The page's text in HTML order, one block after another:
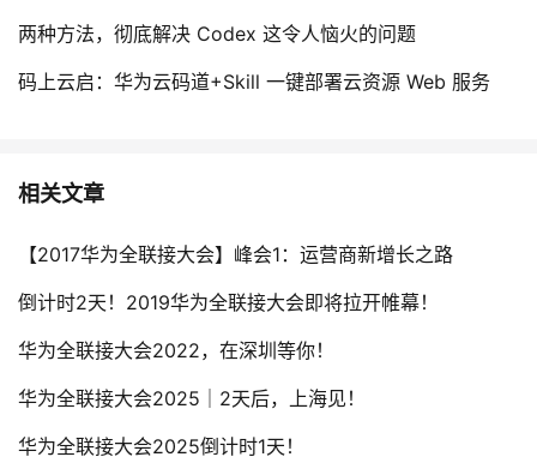
两种方法，彻底解决 Codex 这令人恼火的问题
码上云启：华为云码道+Skill 一键部署云资源 Web 服务
相关文章
【2017华为全联接大会】峰会1：运营商新增长之路
倒计时2天！2019华为全联接大会即将拉开帷幕！
华为全联接大会2022，在深圳等你！
华为全联接大会2025｜2天后，上海见！
华为全联接大会2025倒计时1天！